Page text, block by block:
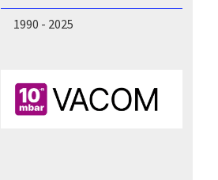
1990 - 2025